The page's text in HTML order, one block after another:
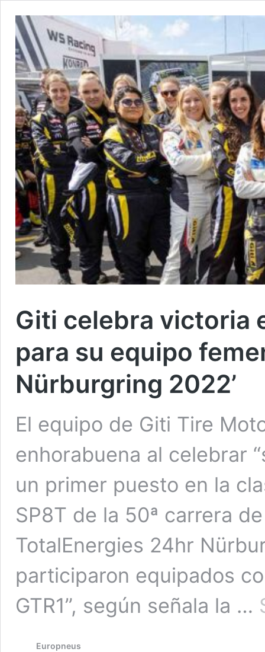
Giti celebra victoria
para su equipo
Nürburgring 2022’
El equipo de Giti Tire
enhorabuena al celebrar
un primer puesto en la
SP8T de la 50ª carrera
TotalEnergies 24hr
participaron equipados
GTR1”, según señala la …
Europneus